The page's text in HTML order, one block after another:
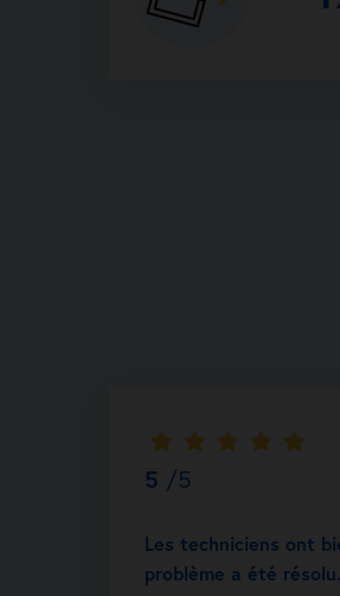
5 /5
Les techniciens ont
problème a été